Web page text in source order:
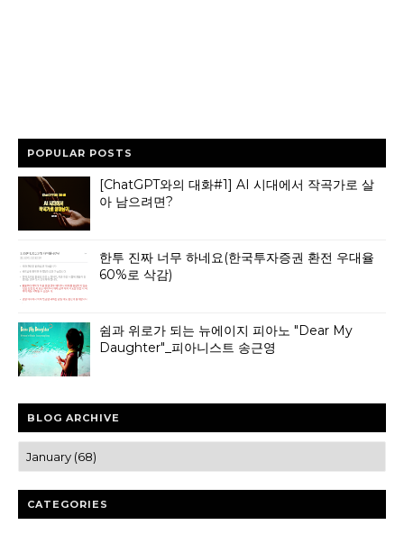
POPULAR POSTS
[ChatGPT와의 대화#1] AI 시대에서 작곡가로 살
아 남으려면?
한투 진짜 너무 하네요(한국투자증권 환전 우대율
60%로 삭감)
쉼과 위로가 되는 뉴에이지 피아노 "Dear My
Daughter"_피아니스트 송근영
BLOG ARCHIVE
CATEGORIES